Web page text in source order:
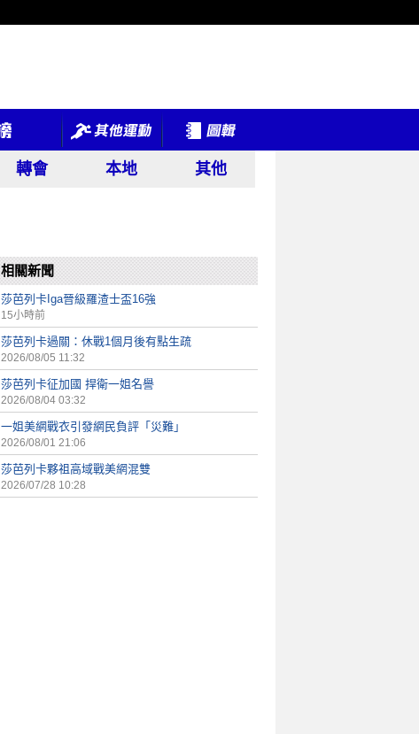
轉會 本地 其他
相關新聞
莎芭列卡Iga晉級羅渣士盃16強
15小時前
莎芭列卡過關：休戰1個月後有點生疏
2026/08/05 11:32
莎芭列卡征加國 捍衛一姐名譽
2026/08/04 03:32
一姐美網戰衣引發網民負評「災難」
2026/08/01 21:06
莎芭列卡夥祖高域戰美網混雙
2026/07/28 10:28